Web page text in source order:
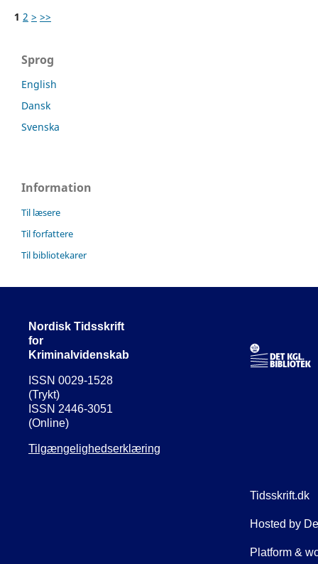
1 2 > >>
Sprog
English
Dansk
Svenska
Information
Til læsere
Til forfattere
Til bibliotekarer
Nordisk Tidsskrift
for
Kriminalvidenskab
ISSN 0029-1528
(Trykt)
ISSN 2446-3051
(Online)
Tilgængelighedserklæring